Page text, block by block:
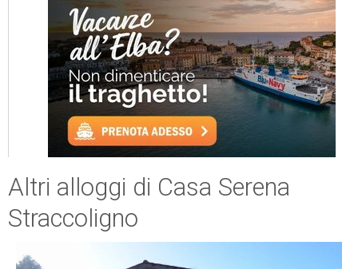
Altri alloggi di Casa Serena
Straccoligno